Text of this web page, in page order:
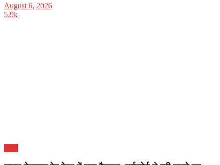
August 6, 2026
5.9k